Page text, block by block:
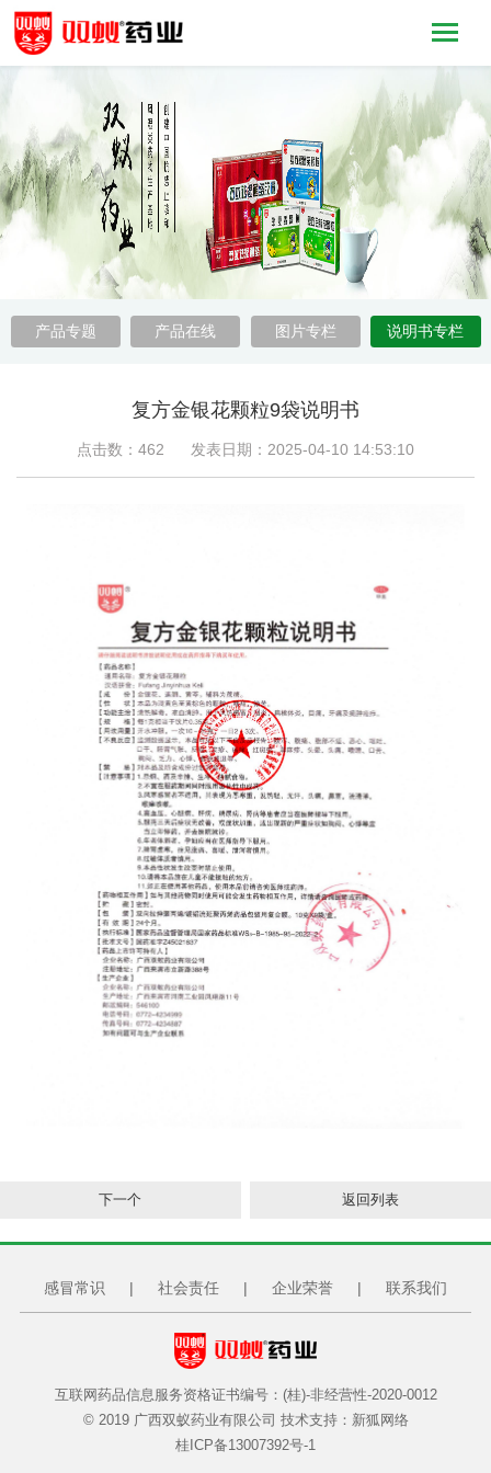
产品专题 产品在线 图片专栏 说明书专栏
复方金银花颗粒9袋说明书
点击数：462 发表日期：2025-04-10 14:53:10
下一个 返回列表
感冒常识 | 社会责任 | 企业荣誉 | 联系我们
互联网药品信息服务资格证书编号：(桂)-非经营性-2020-0012
© 2019 广西双蚁药业有限公司 技术支持： 新狐网络
桂ICP备13007392号-1